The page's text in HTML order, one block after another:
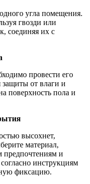
угла помещения.
гвозди или
соединяя их с
провести его
защиты от влаги и
поверхность пола и
высохнет,
материал,
предпочтениям и
инструкциям
фиксацию.